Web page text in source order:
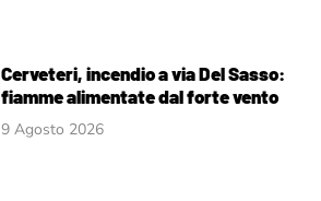
Cerveteri, incendio a via Del Sasso:
fiamme alimentate dal forte vento
9 Agosto 2026